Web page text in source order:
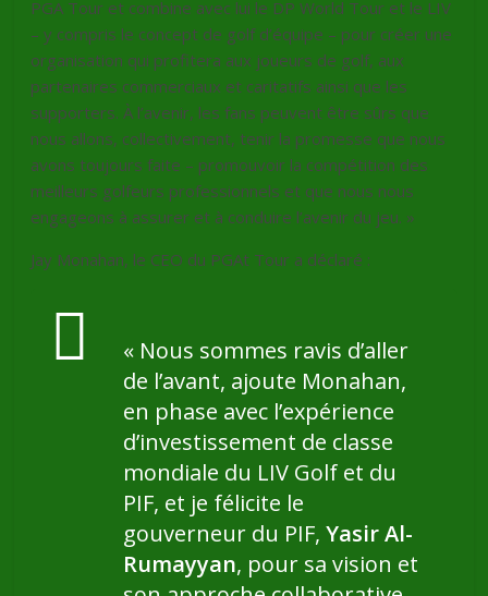
PGA Tour et combine avec lui le DP World Tour et le LIV
– y compris le concept de golf d’équipe – pour créer une
organisation qui profitera aux joueurs de golf, aux
partenaires commerciaux et caritatifs ainsi que les
supporters. À l’avenir, les fans peuvent être sûrs que
nous allons, collectivement, tenir la promesse que nous
avons toujours faite – promouvoir la compétition des
meilleurs golfeurs professionnels et que nous nous
engageons à assurer et à conduire l’avenir du jeu. »
Jay Monahan, le CEO du PGAt Tour a déclaré :
« Nous sommes ravis d’aller
de l’avant, ajoute Monahan,
en phase avec l’expérience
d’investissement de classe
mondiale du LIV Golf et du
PIF, et je félicite le
gouverneur du PIF,Yasir Al-
Rumayyan, pour sa vision et